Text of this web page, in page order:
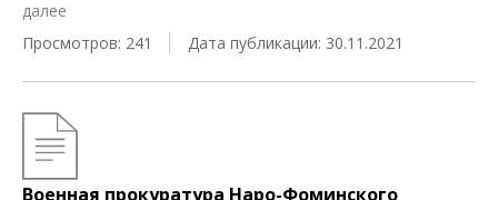
далее
Просмотров: 241
Дата публикации: 30.11.2021
Военная прокуратура Наро-Фоминского